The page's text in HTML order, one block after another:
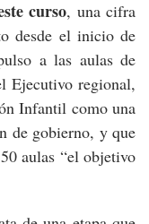
curso, una cifra
desde el inicio de
a las aulas de
Ejecutivo regional,
Infantil como una
de gobierno, y que
aulas “el objetivo